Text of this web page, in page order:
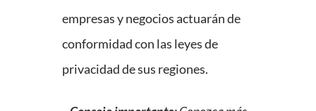
empresas y negocios actuarán de
conformidad con las leyes de
privacidad de sus regiones.